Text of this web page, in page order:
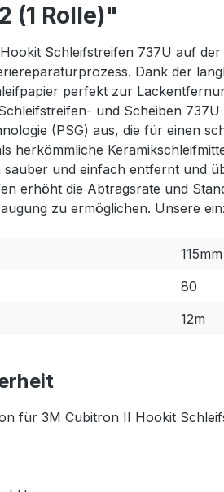
(1 Rolle)"
Schleifstreifen 737U auf
Dank der
perfekt zur
und Scheiben
(PSG) aus, die für einen
herkömmliche
und einfach entfernt und
erhöht die Abtragsrate und
zu ermöglichen. Unsere
115mm
80
12m
für 3M Cubitron II Hookit